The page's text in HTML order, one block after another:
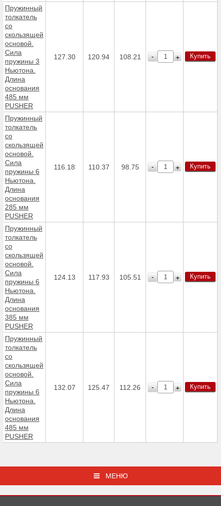
Пружинный
толкатель
со
скользящей
основой.
Сила
пружины 3
Ньютона.
Длина
основания
485 мм
PUSHER
127.30 120.94 108.21 - + Купить
Пружинный
толкатель
со
скользящей
основой.
Сила
пружины 6
Ньютона.
Длина
основания
285 мм
PUSHER
116.18 110.37 98.75 - + Купить
Пружинный
толкатель
со
скользящей
основой.
Сила
пружины 6
Ньютона.
Длина
основания
385 мм
PUSHER
124.13 117.93 105.51 - + Купить
Пружинный
толкатель
со
скользящей
основой.
Сила
пружины 6
Ньютона.
Длина
основания
485 мм
PUSHER
132.07 125.47 112.26 - + Купить
МЕНЮ